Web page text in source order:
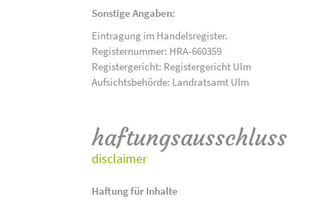
Sonstige Angaben:
Eintragung im Handelsregister.
Registernummer: HRA-660359
Registergericht: Registergericht Ulm
Aufsichtsbehörde: Landratsamt Ulm
haftungsausschluss
disclaimer
Haftung für Inhalte